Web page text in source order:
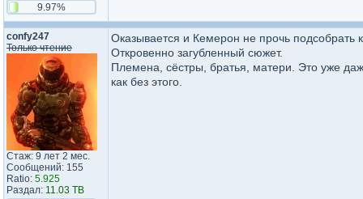
9.97%
confy247
Только чтение
Стаж: 9 лет 2 мес.
Сообщений: 155
Ratio: 5.925
Раздал: 11.03 TB
Оказывается и Кемерон не прочь подсобрать
Откровенно загубленный сюжет.
Племена, сёстры, братья, матери. Это уже
как без этого.